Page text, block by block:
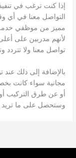
إذا كنت ترغب في
التواصل معنا في أي
مميز من موظفي خدمة
لأنهم مدربين على
تواصل معنا ولا
بالإضافة إلى ذلك
مجانية سواء كانت
أو عن طرق التركيب
وستحصل على ما